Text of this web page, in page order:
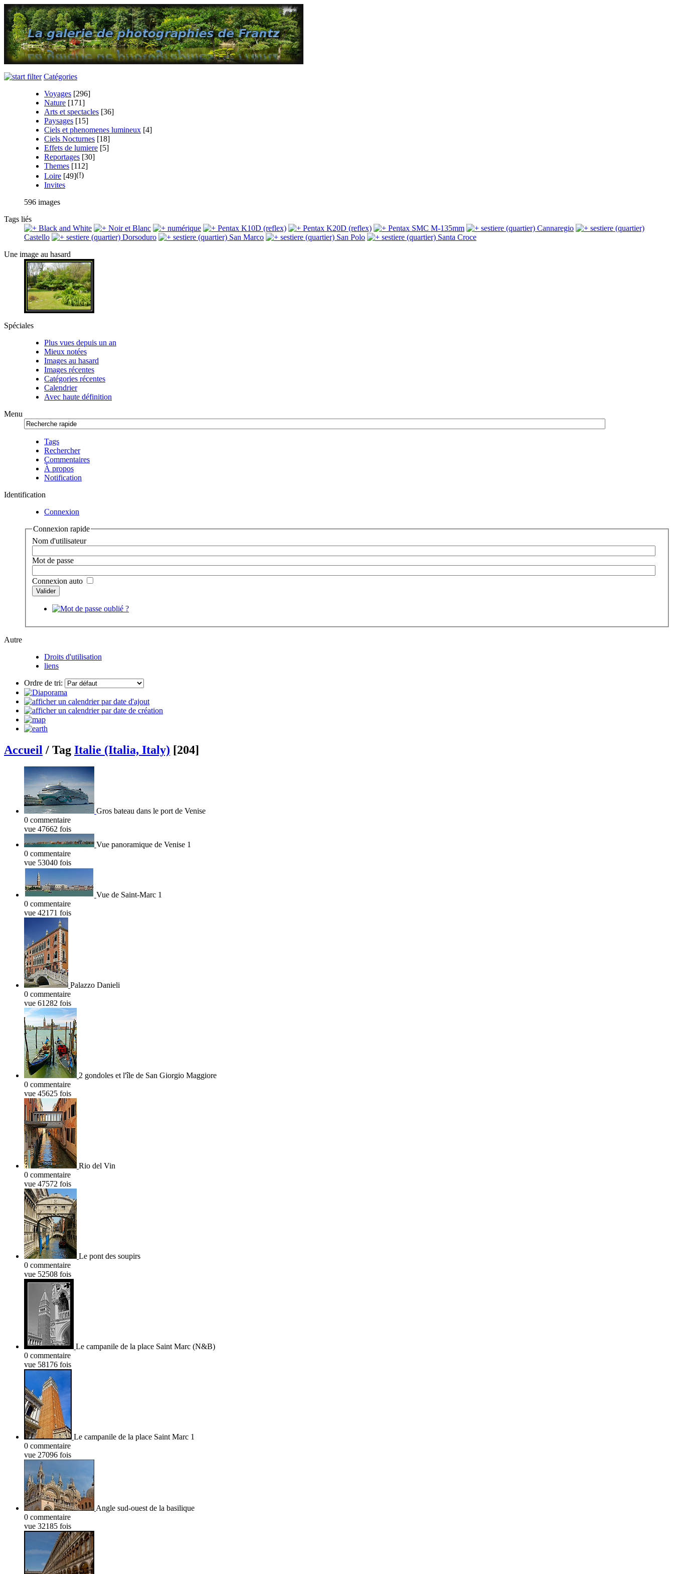
Catégories
Voyages [296]
Nature [171]
Arts et spectacles [36]
Paysages [15]
Ciels et phenomenes lumineux [4]
Ciels Nocturnes [18]
Effets de lumiere [5]
Reportages [30]
Themes [112]
Loire [49]
Invites
596 images
Tags liés
Black and White
Noir et Blanc numérique Pentax K10D (reflex) Pentax K20D (reflex) Pentax SMC M-135mm sestiere (quartier) Cannaregio
sestiere (quartier)
Castello
sestiere (quartier) Dorsoduro sestiere (quartier) San Marco sestiere (quartier) San Polo
sestiere (quartier) Santa Croce
Une image au hasard
Spéciales
Plus vues depuis un an
Mieux notées
Images au hasard
Images récentes
Catégories récentes
Calendrier
Avec haute définition
Menu
Tags
Rechercher
Commentaires
À propos
Notification
Identification
Connexion
Connexion rapide
Nom d'utilisateur
Mot de passe
Connexion auto
Autre
Droits d'utilisation
liens
Ordre de tri:
Accueil / Tag Italie (Italia, Italy) [204]
Gros bateau dans le port de Venise
0 commentaire
vue 47662 fois
Vue panoramique de Venise 1
0 commentaire
vue 53040 fois
Vue de Saint-Marc 1
0 commentaire
vue 42171 fois
Palazzo Danieli
0 commentaire
vue 61282 fois
2 gondoles et l'île de San Giorgio Maggiore
0 commentaire
vue 45625 fois
Rio del Vin
0 commentaire
vue 47572 fois
Le pont des soupirs
0 commentaire
vue 52508 fois
Le campanile de la place Saint Marc (N&B)
0 commentaire
vue 58176 fois
Le campanile de la place Saint Marc 1
0 commentaire
vue 27096 fois
Angle sud-ouest de la basilique
0 commentaire
vue 32185 fois